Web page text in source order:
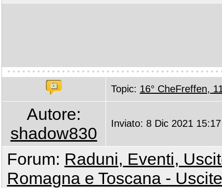
Topic: 16° CheFreffen,
Autore:
shadow830
Inviato: 8 Dic 2021 15:17
Forum: Raduni, Eventi,
Romagna e Toscana -